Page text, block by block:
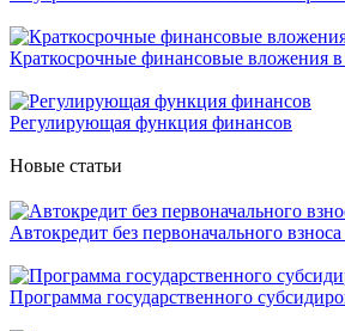
Краткосрочные финансовые вложения в
Регулирующая функция финансов
Новые статьи
Автокредит без первоначального
Программа государственного